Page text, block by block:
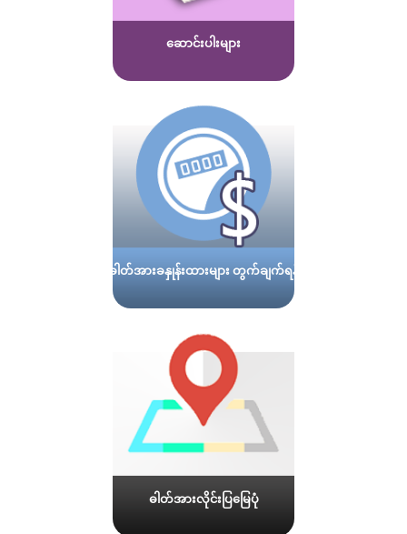
ဆောင်းပါးများ
ဓါတ်အားခနှုန်းထားများ တွက်ချက်ရန်
ဓါတ်အားလိုင်းပြမြေပုံ